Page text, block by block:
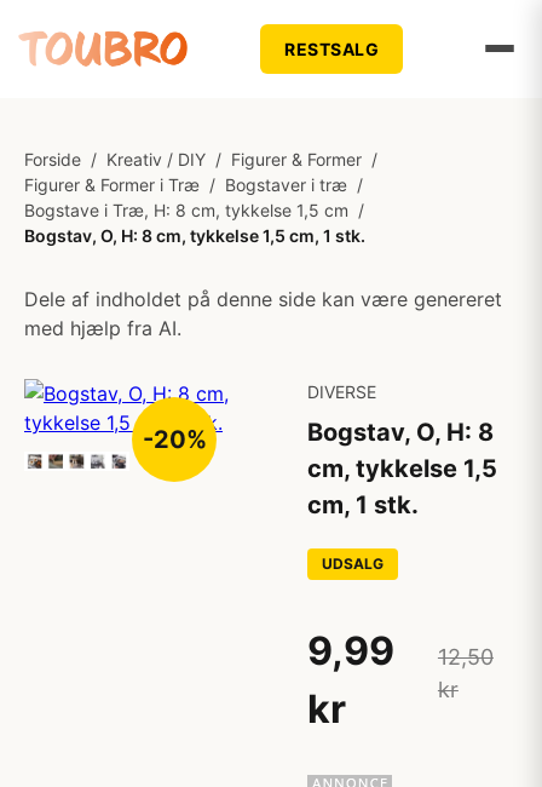
RESTSALG
Forside / Kreativ / DIY / Figurer & Former /
Figurer & Former i Træ / Bogstaver i træ /
Bogstave i Træ, H: 8 cm, tykkelse 1,5 cm /
Bogstav, O, H: 8 cm, tykkelse 1,5 cm, 1 stk.
Dele af indholdet på denne side kan være genereret
med hjælp fra AI.
-20%
DIVERSE
Bogstav, O, H: 8
cm, tykkelse 1,5
cm, 1 stk.
UDSALG
9,99
kr
12,50
kr